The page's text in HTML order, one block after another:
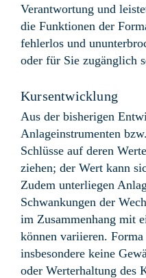
Verantwortung und
die Funktionen der
fehlerlos und
oder für Sie zugänglich
Kursentwicklung
Aus der bisherigen
Anlageinstrumenten
Schlüsse auf deren
ziehen; der Wert kann
Zudem unterliegen
Schwankungen der
im Zusammenhang mit
können variieren.
insbesondere keine
oder Werterhaltung des